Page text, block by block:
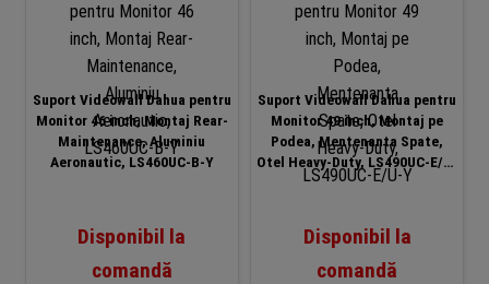
Suport Videowall Dahua pentru
Monitor 46 inch, Montaj Rear-
Maintenance, Aluminiu
Aeronautic, LS460UC-B-Y
Disponibil la
comandă
Suport Videowall Dahua pentru
Monitor 49 inch, Montaj pe
Podea, Mentenanta Spate,
Otel Heavy-Duty, LS490UC-E/U-
Y
Disponibil la
comandă